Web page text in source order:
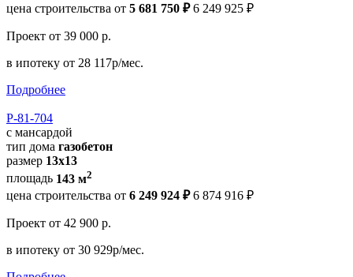
цена строительства от 5 681 750 ₽ 6 249 925 ₽
Проект от 39 000 р.
в ипотеку от 28 117р/мес.
Подробнее
Р-81-704
с мансардой
тип дома газобетон
размер 13x13
площадь 143 м2
цена строительства от 6 249 924 ₽ 6 874 916 ₽
Проект от 42 900 р.
в ипотеку от 30 929р/мес.